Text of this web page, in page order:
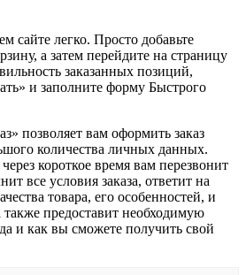
сайте легко. Просто добавьте
а затем перейдите на страницу
заказанных позиций,
и заполните форму Быстрого
позволяет вам оформить заказ
количества личных данных.
короткое время вам перезвонит
все условия заказа, ответит на
товара, его особенностей, и
также предоставит необходимую
и как вы сможете получить свой